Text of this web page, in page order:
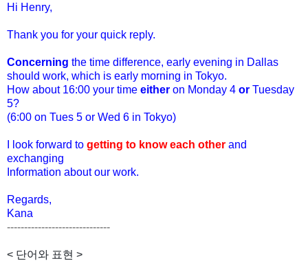
Hi Henry,
Thank you for your quick reply.
Concerning the time difference, early evening in Dallas
should work, which is early morning in Tokyo.
How about 16:00 your time either on Monday 4 or Tuesday
5?
(6:00 on Tues 5 or Wed 6 in Tokyo)
I look forward to getting to know each other and
exchanging
Information about our work.
Regards,
Kana
------------------------------
< 단어와 표현 >